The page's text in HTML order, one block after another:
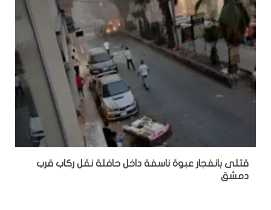
قتلى بانفجار عبوة ناسفة داخل حافلة نقل ركاب قرب
دمشق